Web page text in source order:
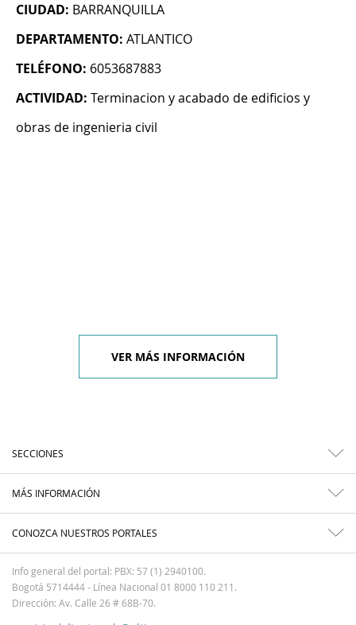
CIUDAD: BARRANQUILLA
DEPARTAMENTO: ATLANTICO
TELÉFONO: 6053687883
ACTIVIDAD: Terminacion y acabado de edificios y
obras de ingenieria civil
VER MÁS INFORMACIÓN
SECCIONES
MÁS INFORMACIÓN
CONOZCA NUESTROS PORTALES
Info general del portal: PBX: 57 (1) 2940100.
Bogotá 5714444 - Línea Nacional 01 8000 110 211.
Dirección: Av. Calle 26 # 68B-70.